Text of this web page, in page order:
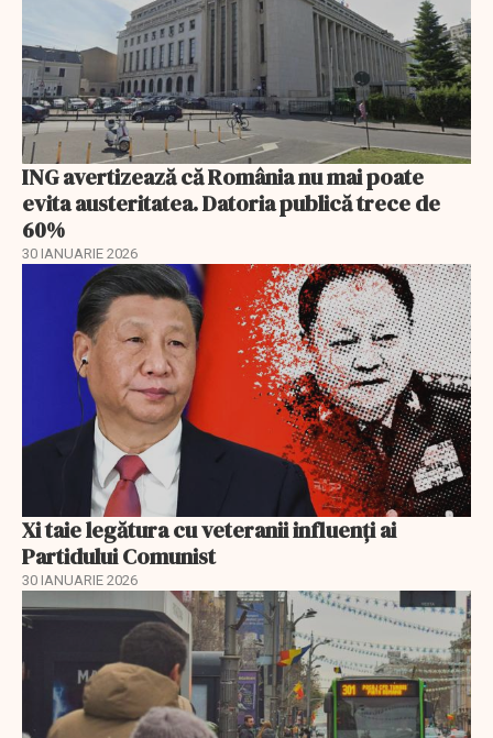
ING avertizează că România nu mai poate
evita austeritatea. Datoria publică trece de
60%
30 IANUARIE 2026
Xi taie legătura cu veteranii influenți ai
Partidului Comunist
30 IANUARIE 2026